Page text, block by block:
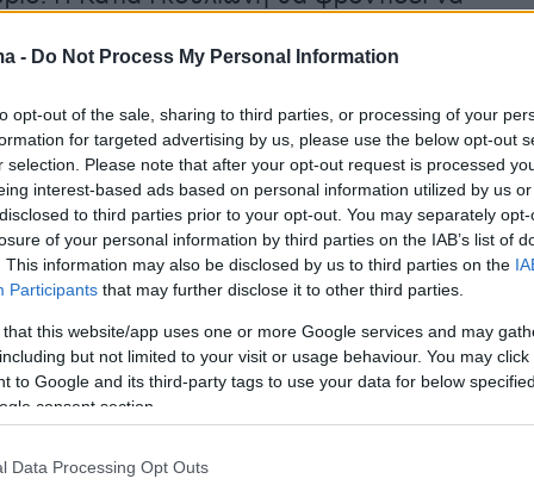
- Do Not Process My Personal Information
opt-out of the sale, sharing to third parties, or processing of your
for targeted advertising by us, please use the below opt-out
selection. Please note that after your opt-out request is processed
interest-based ads based on personal information utilized by us
to third parties prior to your opt-out. You may separately
of your personal information by third parties on the IAB’s list of
This information may also be disclosed by us to third parties on the
Participants that may further disclose it to other third parties.
that this website/app uses one or more Google services and may
but not limited to your visit or usage behaviour. You may
to Google and its third-party tags to use your data for below
consent section.
Data Processing Opt Outs
ρόλο της Αγοράς, τον οποίο γνωρίζει
από ποτέ, είναι αναγκαία η στήριξη
Το Φεστιβάλ Κινηματογράφου
χρησιμοποιεί όλα τα εργαλεία της Αγοράς
της ελληνικής κινηματογραφίας.
οκτώ νέους διευθυντές φωτογραφίας
παρουσιάζει στο πρόγραμμα Meet the
τα ελληνικά πρότζεκτ που συμμετέχουν στο
Production Forum, εισάγει τη νέα δράση
οποία κορυφαίοι επαγγελματίες του
συμβουλές σε δημιουργούς ελληνικών